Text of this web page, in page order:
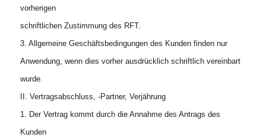
vorherigen
schriftlichen Zustimmung des RFT.
3. Allgemeine Geschäftsbedingungen des Kunden finden nur
Anwendung, wenn dies vorher ausdrücklich schriftlich vereinbart
wurde.
II. Vertragsabschluss, -Partner, Verjährung
1. Der Vertrag kommt durch die Annahme des Antrags des
Kunden